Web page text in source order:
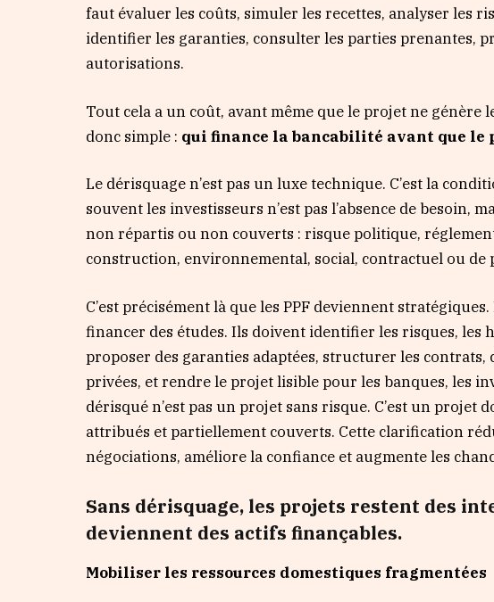
faut évaluer les coûts, simuler les recettes, analyser les
identifier les garanties, consulter les parties prenantes,
autorisations.
Tout cela a un coût, avant même que le projet ne
donc simple : qui finance la bancabilité avant que le
Le dérisquage n’est pas un luxe technique. C’est la
souvent les investisseurs n’est pas l’absence de besoin,
non répartis ou non couverts : risque politique,
construction, environnemental, social, contractuel ou de
C’est précisément là que les PPF deviennent
financer des études. Ils doivent identifier les risques, les
proposer des garanties adaptées, structurer les
privées, et rendre le projet lisible pour les banques, les
dérisqué n’est pas un projet sans risque. C’est un projet
attribués et partiellement couverts. Cette clarification
négociations, améliore la confiance et augmente les
Sans dérisquage, les projets restent des
deviennent des actifs finançables.
Mobiliser les ressources domestiques fragmentées